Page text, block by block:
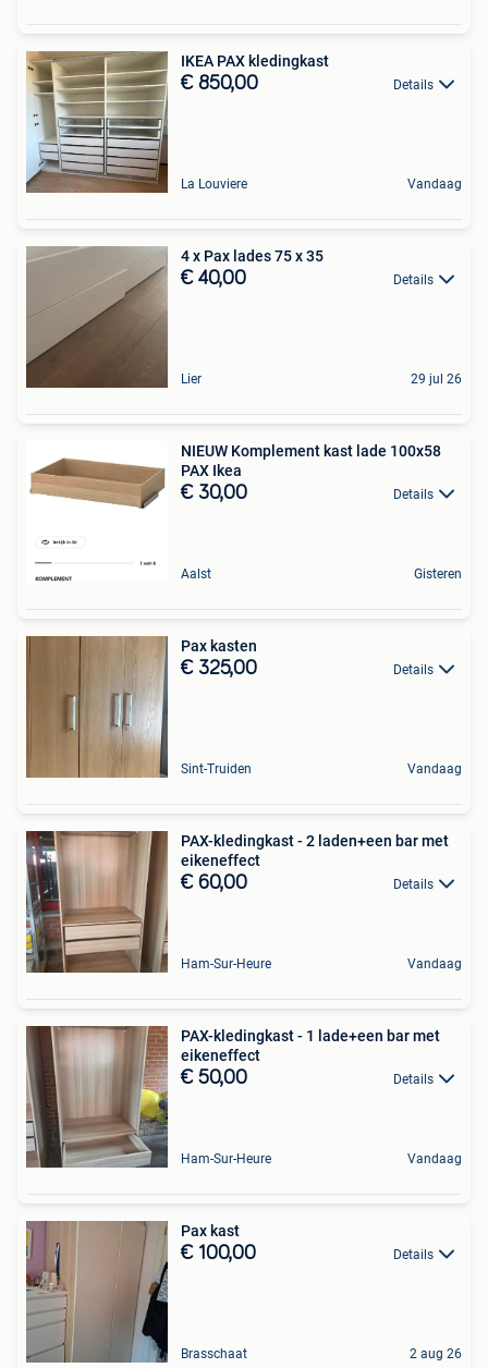
IKEA PAX kledingkast
€ 850,00 Details
La Louviere Vandaag
4 x Pax lades 75 x 35
€ 40,00 Details
Lier 29 jul 26
NIEUW Komplement kast lade 100x58
PAX Ikea
€ 30,00 Details
Aalst Gisteren
Pax kasten
€ 325,00 Details
Sint-Truiden Vandaag
PAX-kledingkast - 2 laden+een bar met
eikeneffect
€ 60,00 Details
Ham-Sur-Heure Vandaag
PAX-kledingkast - 1 lade+een bar met
eikeneffect
€ 50,00 Details
Ham-Sur-Heure Vandaag
Pax kast
€ 100,00 Details
Brasschaat 2 aug 26